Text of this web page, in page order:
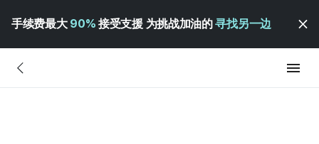
手续费最大 90% 接受支援 为挑战加油的寻找另一边